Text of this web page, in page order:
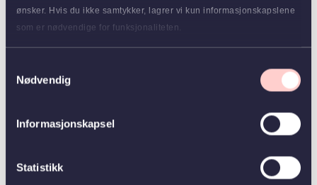
ønsker. Hvis du ikke samtykker, lagrer vi kun informasjonskapslene
som er nødvendige for funksjonaliteten.
Nødvendig
Informasjonskapsel
Statistikk